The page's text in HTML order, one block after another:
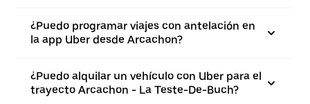
¿Puedo programar viajes con antelación en
la app Uber desde Arcachon?
¿Puedo alquilar un vehículo con Uber para el
trayecto Arcachon - La Teste-De-Buch?